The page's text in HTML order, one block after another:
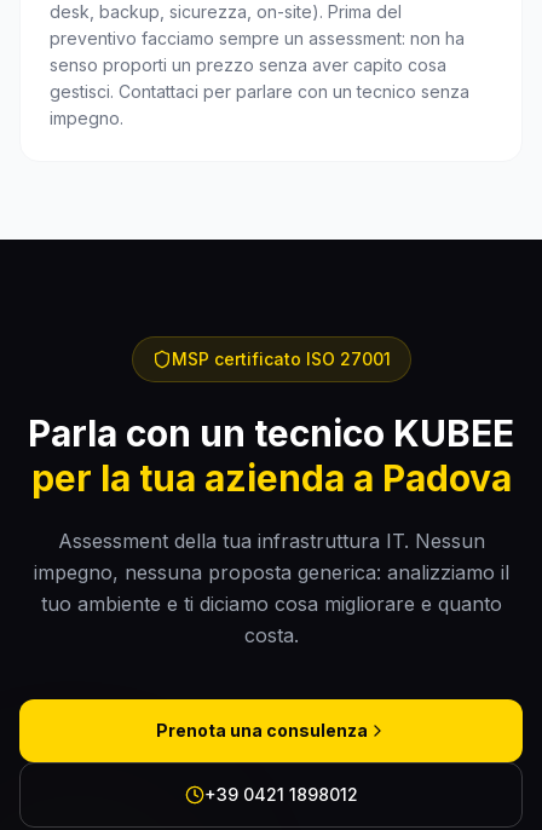
desk, backup, sicurezza, on-site). Prima del
preventivo facciamo sempre un assessment: non ha
senso proporti un prezzo senza aver capito cosa
gestisci. Contattaci per parlare con un tecnico senza
impegno.
MSP certificato ISO 27001
Parla con un tecnico KUBEE
per la tua azienda a Padova
Assessment della tua infrastruttura IT. Nessun
impegno, nessuna proposta generica: analizziamo il
tuo ambiente e ti diciamo cosa migliorare e quanto
costa.
Prenota una consulenza
+39 0421 1898012